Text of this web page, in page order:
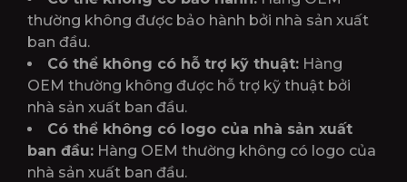
thường không được bảo hành bởi nhà sản xuất
ban đầu.
Có thể không có hỗ trợ kỹ thuật: Hàng
OEM thường không được hỗ trợ kỹ thuật bởi
nhà sản xuất ban đầu.
Có thể không có logo của nhà sản xuất
ban đầu: Hàng OEM thường không có logo của
nhà sản xuất ban đầu.